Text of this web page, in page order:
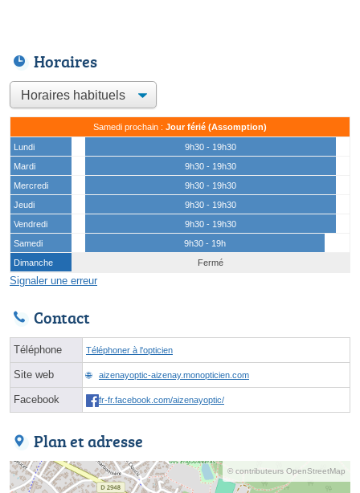
Horaires
Samedi prochain : Jour férié (Assomption)
Lundi
9h30 - 19h30
Mardi
9h30 - 19h30
Mercredi
9h30 - 19h30
Jeudi
9h30 - 19h30
Vendredi
9h30 - 19h30
Samedi
9h30 - 19h
Dimanche
Fermé
Signaler une erreur
Contact
Téléphone Téléphoner à l'opticien
Site web aizenayoptic-aizenay.monopticien.com
Facebook fr-fr.facebook.com/aizenayoptic/
Plan et adresse
© contributeurs OpenStreetMap